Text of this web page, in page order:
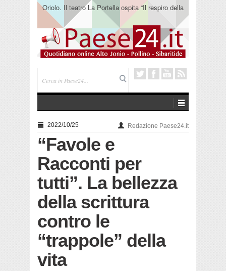
Oriolo. Il teatro La Portella ospita “Il respiro della
terra” del collettivo 365
2022/10/25 Redazione Paese24.it
“Favole e
Racconti per
tutti”. La bellezza
della scrittura
contro le
“trappole” della
vita